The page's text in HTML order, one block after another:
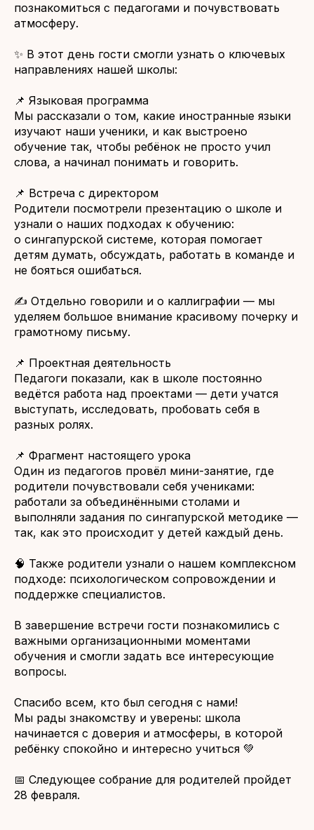
познакомиться с педагогами и почувствовать
атмосферу.
✨ В этот день гости смогли узнать о ключевых
направлениях нашей школы:
📌 Языковая программа
Мы рассказали о том, какие иностранные языки
изучают наши ученики, и как выстроено
обучение так, чтобы ребёнок не просто учил
слова, а начинал понимать и говорить.
📌 Встреча с директором
Родители посмотрели презентацию о школе и
узнали о наших подходах к обучению:
о сингапурской системе, которая помогает
детям думать, обсуждать, работать в команде и
не бояться ошибаться.
✍️ Отдельно говорили и о каллиграфии — мы
уделяем большое внимание красивому почерку и
грамотному письму.
📌 Проектная деятельность
Педагоги показали, как в школе постоянно
ведётся работа над проектами — дети учатся
выступать, исследовать, пробовать себя в
разных ролях.
📌 Фрагмент настоящего урока
Один из педагогов провёл мини-занятие, где
родители почувствовали себя учениками:
работали за объединёнными столами и
выполняли задания по сингапурской методике —
так, как это происходит у детей каждый день.
🧠 Также родители узнали о нашем комплексном
подходе: психологическом сопровождении и
поддержке специалистов.
В завершение встречи гости познакомились с
важными организационными моментами
обучения и смогли задать все интересующие
вопросы.
Спасибо всем, кто был сегодня с нами!
Мы рады знакомству и уверены: школа
начинается с доверия и атмосферы, в которой
ребёнку спокойно и интересно учиться 💚
📅 Следующее собрание для родителей пройдет
28 февраля.